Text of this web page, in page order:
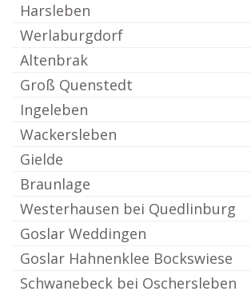
Harsleben
Werlaburgdorf
Altenbrak
Groß Quenstedt
Ingeleben
Wackersleben
Gielde
Braunlage
Westerhausen bei Quedlinburg
Goslar Weddingen
Goslar Hahnenklee Bockswiese
Schwanebeck bei Oschersleben